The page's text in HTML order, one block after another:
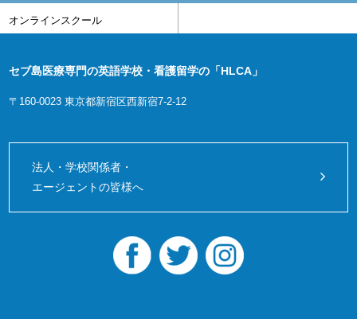
オンラインスクール
セブ島医療専門の英語学校・看護留学の「HLCA」
〒160-0023 東京都新宿区西新宿7-2-12
法人・学校関係者・
エージェントの皆様へ